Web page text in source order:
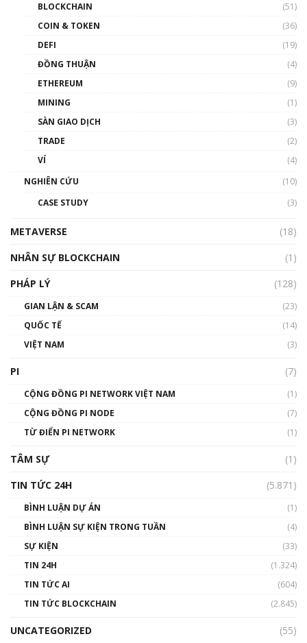
như thể nào?
00:39:31
Phổ cập Blockchain
thống & Crypto qua các cuộc chiến | Phổ cập
01:32:59
gió ấm
Talkshow 14: MemeCoin – Trò đùa tỷ đô
01:29:26
BLOCKCHAIN
(51)
COIN & TOKEN
(36)
DEFI
(19)
ĐỒNG THUẬN
(4)
ETHEREUM
(9)
MINING
(1)
SÀN GIAO DỊCH
(3)
TRADE
(2)
VÍ
(4)
NGHIÊN CỨU
(10)
CASE STUDY
(3)
METAVERSE
(18)
NHÂN SỰ BLOCKCHAIN
(1)
PHÁP LÝ
(128)
GIAN LẬN & SCAM
(23)
QUỐC TẾ
(14)
VIỆT NAM
(3)
PI (7)
CỘNG ĐỒNG PI NETWORK VIỆT NAM
(1)
CỘNG ĐỒNG PI NODE
(7)
TỪ ĐIỂN PI NETWORK
(1)
TÂM SỰ
(1)
TIN TỨC 24H
(5.871)
BÌNH LUẬN DỰ ÁN
(1)
BÌNH LUẬN SỰ KIỆN TRONG TUẦN
(4)
SỰ KIỆN
(33)
TIN 24H
(1.324)
TIN TỨC AI
(604)
TIN TỨC BLOCKCHAIN
(2.845)
UNCATEGORIZED (55)